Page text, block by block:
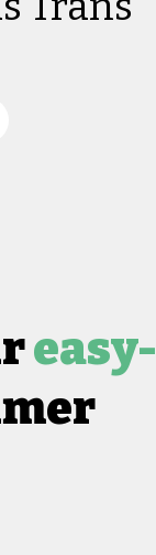
easy-